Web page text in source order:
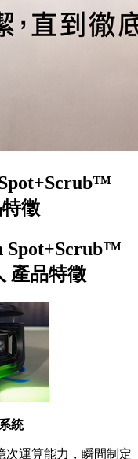
徵
Spot+Scrub™
產品特徵
統
次運算能力，瞬間制定